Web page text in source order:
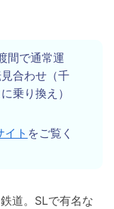
間で通常運
合わせ（千
乗り換え）
イト をご覧く
道。SLで有名な